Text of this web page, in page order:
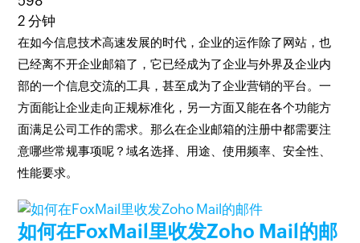
2 分钟
在如今信息技术高速发展的时代，企业的运作除了网站，也
已经离不开企业邮箱了，它已经成为了企业与外界及企业内
部的一个信息交流的工具，甚至成为了企业营销的平台。一
方面能让企业走向正规标准化，另一方面又能在各个功能方
面满足公司工作的需求。那么在企业邮箱的注册中都需要注
意哪些常规事项呢？域名选择、用途、使用频率、安全性、
性能要求。
如何在FoxMail里收发Zoho Mail的邮